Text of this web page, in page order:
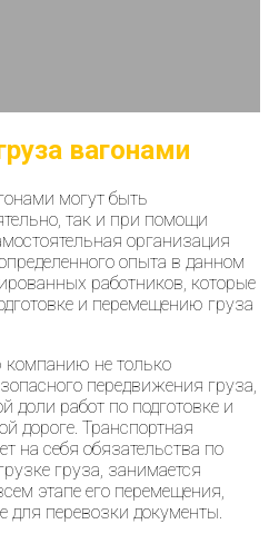
вагонами
могут быть
так и при помощи
организация
опыта в данном
работников, которые
и перемещению груза
компанию не только
передвижения груза,
доли работ по подготовке и
дороге. Транспортная
на себя обязательства по
груза, занимается
этапе его перемещения,
для перевозки документы.